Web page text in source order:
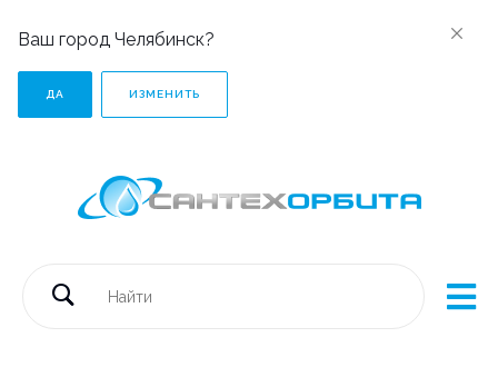
Ваш город Челябинск?
ДА ИЗМЕНИТЬ